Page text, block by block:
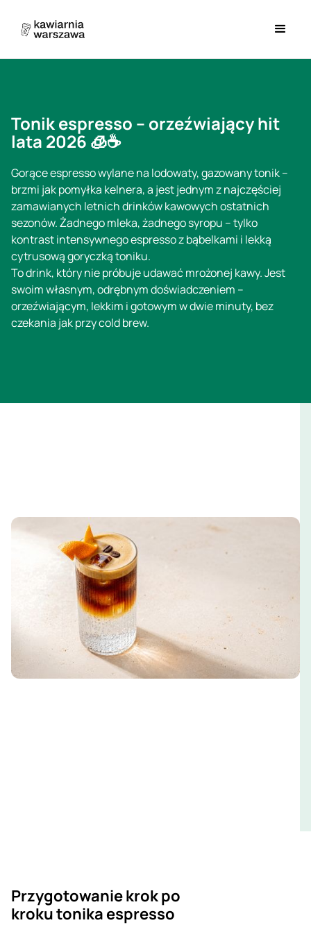
Tonik espresso – orzeźwiający hit
lata 2026 🧊☕
Gorące espresso wylane na lodowaty, gazowany tonik –
brzmi jak pomyłka kelnera, a jest jednym z najczęściej
zamawianych letnich drinków kawowych ostatnich
sezonów. Żadnego mleka, żadnego syropu – tylko
kontrast intensywnego espresso z bąbelkami i lekką
cytrusową goryczką toniku.
To drink, który nie próbuje udawać mrożonej kawy. Jest
swoim własnym, odrębnym doświadczeniem –
orzeźwiającym, lekkim i gotowym w dwie minuty, bez
czekania jak przy cold brew.
Przygotowanie krok po
kroku tonika espresso